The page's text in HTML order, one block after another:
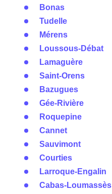
Bonas
Tudelle
Mérens
Loussous-Débat
Lamaguère
Saint-Orens
Bazugues
Gée-Rivière
Roquepine
Cannet
Sauvimont
Courties
Larroque-Engalin
Cabas-Loumassès